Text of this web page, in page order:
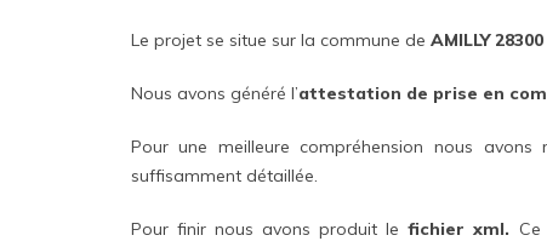
Le projet se situe sur la commune de AMILLY 28300
Nous avons généré l’attestation de prise en
Pour une meilleure compréhension nous avons
suffisamment détaillée.
Pour finir nous avons produit lefichier xml.